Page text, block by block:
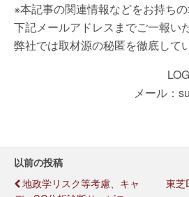
※本記事の関連情報などをお持ち
下記メールアドレスまでご一報い
弊社では取材源の秘匿を徹底して
メール：
以前の投稿
地政学リスク等考慮、キャ
東芝